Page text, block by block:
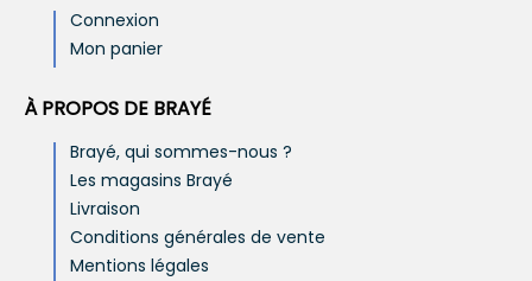
Connexion
Mon panier
À PROPOS DE BRAYÉ
Brayé, qui sommes-nous ?
Les magasins Brayé
Livraison
Conditions générales de vente
Mentions légales